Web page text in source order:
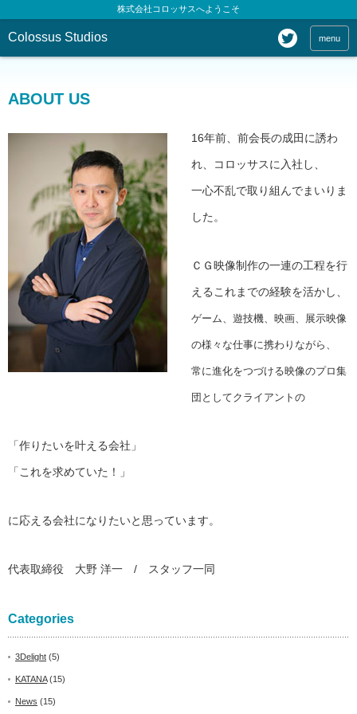
株式会社コロッサスへようこそ
Colossus Studios menu
ABOUT US
16年前、前会長の成田に誘わ
れ、コロッサスに入社し、
一心不乱で取り組んでまいりま
した。
ＣＧ映像制作の一連の工程を行
えるこれまでの経験を活かし、
ゲーム、遊技機、映画、展示映像
の様々な仕事に携わりながら、
常に進化をつづける映像のプロ集
団としてクライアントの
「作りたいを叶える会社」
「これを求めていた！」
に応える会社になりたいと思っています。
代表取締役 大野 洋一 / スタッフ一同
Categories
3Delight (5)
KATANA(15)
News (15)